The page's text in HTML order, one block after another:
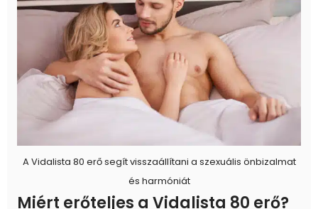
A Vidalista 80 erő segít visszaállítani a szexuális önbizalmat
és harmóniát
Miért erőteljes a Vidalista 80 erő?